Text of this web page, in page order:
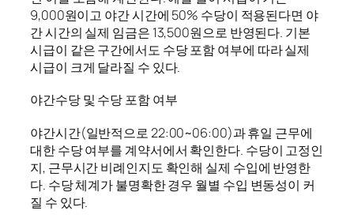
9,000원이고 야간 시간에 50% 수당이 적용된다면 야
간 시간의 실제 임금은 13,500원으로 반영된다. 기본
시급이 같은 구간에서도 수당 포함 여부에 따라 실제
시급이 크게 달라질 수 있다.
야간수당 및 수당 포함 여부
야간시간(일반적으로 22:00~06:00)과 휴일 근무에
대한 수당 여부를 계약서에서 확인한다. 수당이 고정인
지, 근무시간 비례인지도 확인해 실제 수입에 반영한
다. 수당 체계가 불명확한 경우 월별 수입 변동성이 커
질 수 있다.